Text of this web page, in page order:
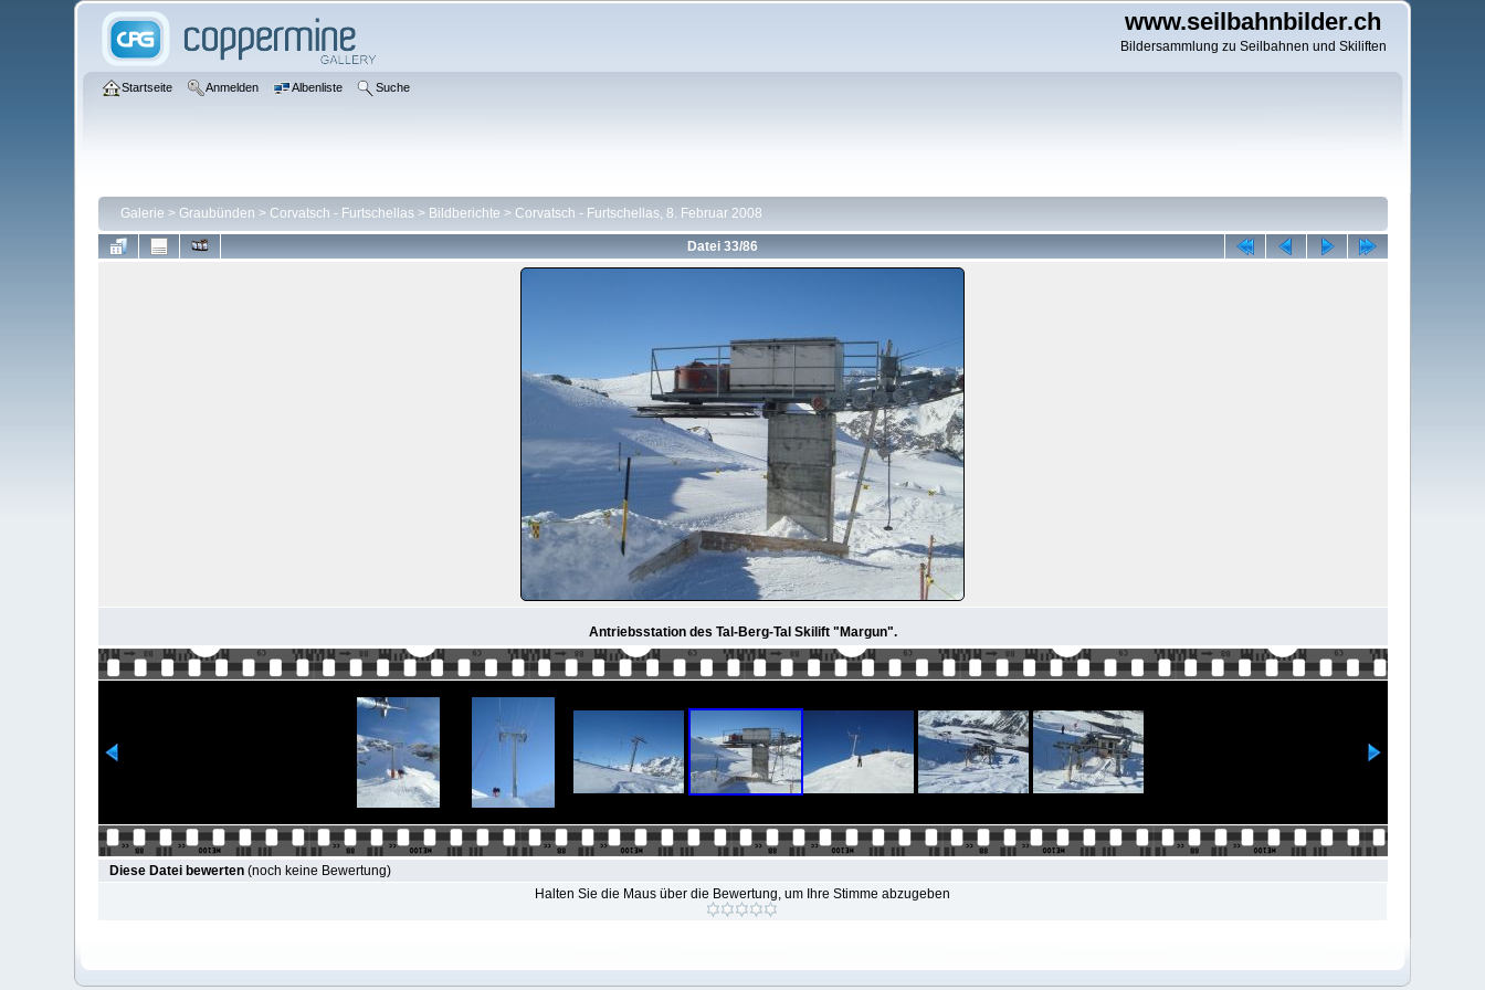
www.seilbahnbilder.ch
Bildersammlung zu Seilbahnen und Skiliften
Startseite Anmelden Albenliste Suche
Galerie > Graubünden > Corvatsch - Furtschellas> Bildberichte > Corvatsch - Furtschellas, 8. Februar 2008
Datei 33/86
Antriebsstation des Tal-Berg-Tal Skilift "Margun".
Diese Datei bewerten(noch keine Bewertung)
Halten Sie die Maus über die Bewertung, um Ihre Stimme abzugeben